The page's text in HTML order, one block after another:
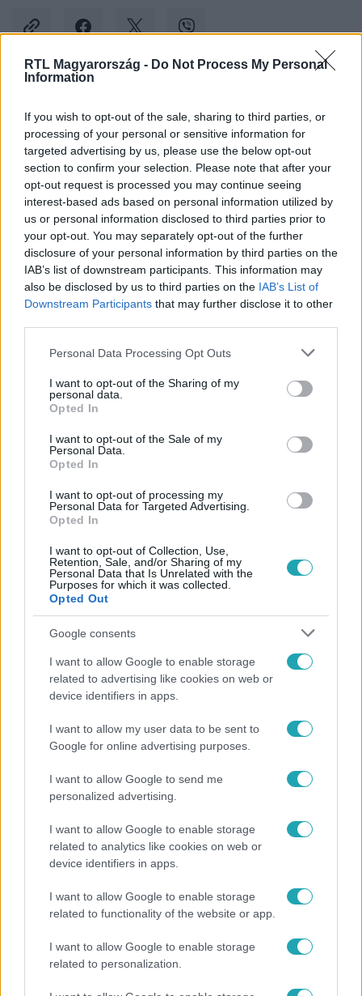
RTL Magyarország - Do Not Process My Personal
Information
If you wish to opt-out of the sale, sharing to third parties, or
processing of your personal or sensitive information for
targeted advertising by us, please use the below opt-out
section to confirm your selection. Please note that after your
opt-out request is processed you may continue seeing
interest-based ads based on personal information utilized by
us or personal information disclosed to third parties prior to
your opt-out. You may separately opt-out of the further
disclosure of your personal information by third parties on the
IAB’s list of downstream participants. This information may
also be disclosed by us to third parties on the IAB’s List of
Downstream Participants that may further disclose it to other
Please note that this website/app uses one or more Google
not limited to your visit or usage behaviour. You may click to
grant or deny consent to Google and its third-party tags to
use your data for below specified purposes in below Google
consent section.
Personal Data Processing Opt Outs
I want to opt-out of the Sharing of my
personal data.
Opted In
I want to opt-out of the Sale of my
Personal Data.
Opted In
I want to opt-out of processing my
Personal Data for Targeted Advertising.
Opted In
I want to opt-out of Collection, Use,
Retention, Sale, and/or Sharing of my
Personal Data that Is Unrelated with the
Purposes for which it was collected.
Opted Out
Google consents
I want to allow Google to enable storage
related to advertising like cookies on web or
device identifiers in apps.
I want to allow my user data to be sent to
Google for online advertising purposes.
I want to allow Google to send me
personalized advertising.
I want to allow Google to enable storage
related to analytics like cookies on web or
device identifiers in apps.
I want to allow Google to enable storage
related to functionality of the website or app.
I want to allow Google to enable storage
related to personalization.
Facebookon is!
Követem
#KERESZTANYU #ADÁSRÉSZLETEK #3. ÉVAD 29. RÉSZ
#RÉPÁS IMI #HARANGOZÓ ILDI #LÁNYKÉRÉS
#VALLOMÁS #DÖNTÉS #HÁZASSÁG
Népszerű
Rubint Réka: A mai napig nem jött vissza a 100%-
os tüdőkapacitásom